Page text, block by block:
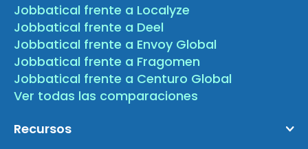
Jobbatical frente a Localyze
Jobbatical frente a Deel
Jobbatical frente a Envoy Global
Jobbatical frente a Fragomen
Jobbatical frente a Centuro Global
Ver todas las comparaciones
Recursos